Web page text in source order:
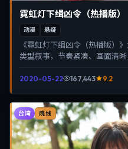
霓虹灯下缉凶令（热播版）
动漫 悬疑
《霓虹灯下缉凶令（热播版）
类型叙事，节奏紧凑、画面清
2020-05-22 167,443 9.2
台湾 院线